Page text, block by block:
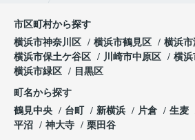
市区町村から探す
横浜市神奈川区
横浜市鶴見区 横浜
横浜市保土ケ谷区
川崎市中原区
横浜
横浜市緑区
目黒区
町名から探す
鶴見中央
台町 新横浜 片倉 生麦
平沼
神大寺 栗田谷